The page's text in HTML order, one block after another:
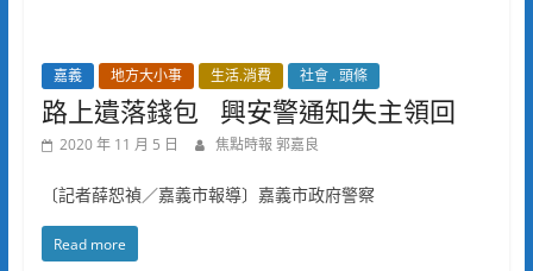
嘉義 地方大小事 生活.消費 社會 . 頭條
路上遺落錢包 興安警通知失主領回
2020 年 11 月 5 日 焦點時報 郭嘉良
〔記者薛恕禎／嘉義市報導〕嘉義市政府警察
Read more